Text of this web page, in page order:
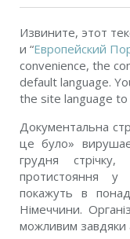
Извините, этот
и “Европейский
convenience, the
default language.
the site language to
Документальна
це було»
грудня
протистояння у
покажуть в понад
Німеччини.
можливим завдяки